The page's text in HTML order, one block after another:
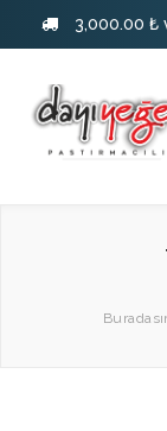
3,000.00 ₺